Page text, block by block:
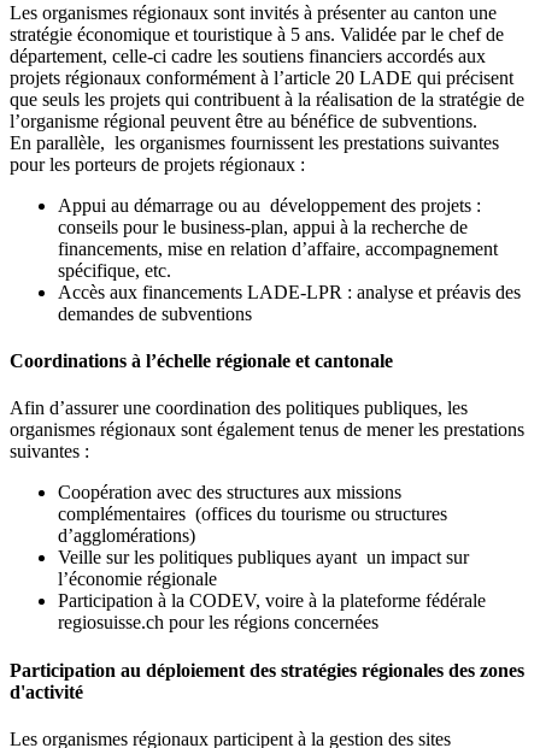
Les organismes régionaux sont invités à présenter au canton une
stratégie économique et touristique à 5 ans. Validée par le chef de
département, celle-ci cadre les soutiens financiers accordés aux
projets régionaux conformément à l’article 20 LADE qui précisent
que seuls les projets qui contribuent à la réalisation de la stratégie de
l’organisme régional peuvent être au bénéfice de subventions.
En parallèle, les organismes fournissent les prestations suivantes
pour les porteurs de projets régionaux :
Appui au démarrage ou au développement des projets :
conseils pour le business-plan, appui à la recherche de
financements, mise en relation d’affaire, accompagnement
spécifique, etc.
Accès aux financements LADE-LPR : analyse et préavis des
demandes de subventions
Coordinations à l’échelle régionale et cantonale
Afin d’assurer une coordination des politiques publiques, les
organismes régionaux sont également tenus de mener les prestations
suivantes :
Coopération avec des structures aux missions
complémentaires (offices du tourisme ou structures
d’agglomérations)
Veille sur les politiques publiques ayant un impact sur
l’économie régionale
Participation à la CODEV, voire à la plateforme fédérale
regiosuisse.ch pour les régions concernées
Participation au déploiement des stratégies régionales des zones
d'activité
Les organismes régionaux participent à la gestion des sites